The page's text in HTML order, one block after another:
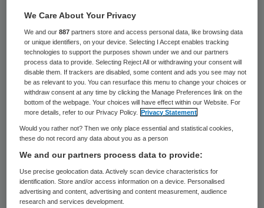
Het team ziet geen noodzaak om de nu
bestaande manier van werken te
veranderen en zit niet te wachten op nog
meer communicatie met patiënten. Toch
starten vaak bijna alle vakgroepen, ook uit
nieuwsgierigheid, en wil men daarna nooit
meer terug. Voordelen die in de praktijk
ontstaan zijn dan ineens concreet: minder
telefoontjes bij het secretariaat of poli
assistenten, minder herhaalbezoeken, beter
geïnformeerde patiënten en meer
We Care About Your Privacy
We and our887 partners store and access personal data, like browsing data
or unique identifiers, on your device. Selecting I Accept enables tracking
technologies to support the purposes shown under we and our partners
process data to provide. Selecting Reject All or withdrawing your consent will
disable them. If trackers are disabled, some content and ads you see may not
be as relevant to you. You can resurface this menu to change your choices or
withdraw consent at any time by clicking the Manage Preferences link on the
bottom of the webpage. Your choices will have effect within our Website. For
more details, refer to our Privacy Policy.
Privacy Statement
Would you rather not? Then we only place essential and statistical cookies,
these do not record any data about you as a person
We and our partners process data to provide:
Use precise geolocation data. Actively scan device characteristics for
identification. Store and/or access information on a device. Personalised
advertising and content, advertising and content measurement, audience
research and services development.